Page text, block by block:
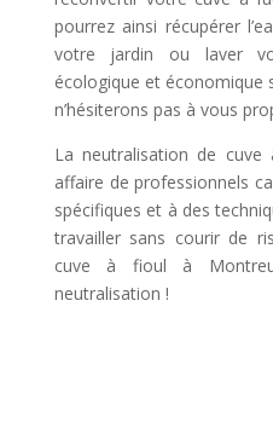
pourrez ainsi récupérer
votre jardin ou laver
écologique et économique
n’hésiterons pas à vous
La neutralisation de
affaire de professionnels
spécifiques et à des
travailler sans courir de
cuve à fioul à
neutralisation !